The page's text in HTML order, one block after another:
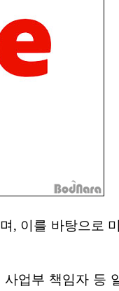
, 이를 바탕으로
업부 책임자 등